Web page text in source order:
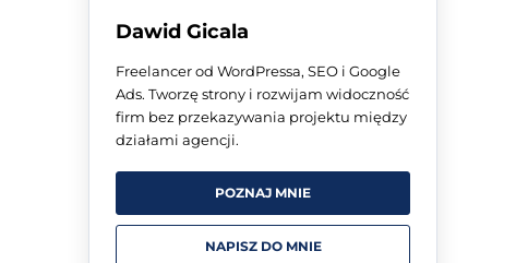
Dawid Gicala
Freelancer od WordPressa, SEO i Google
Ads. Tworzę strony i rozwijam widoczność
firm bez przekazywania projektu między
działami agencji.
POZNAJ MNIE
NAPISZ DO MNIE